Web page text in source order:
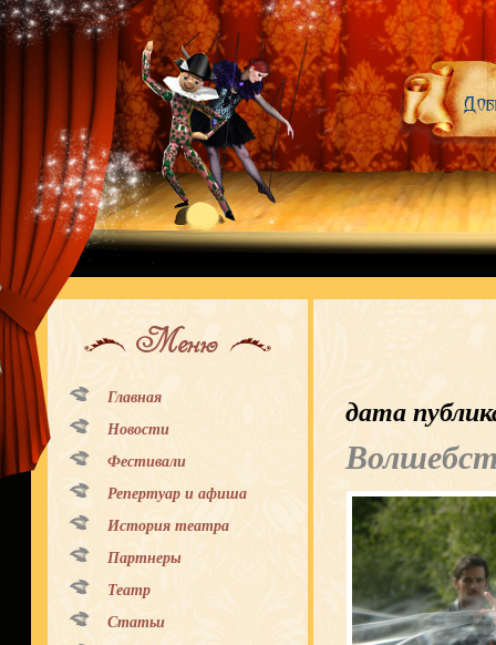
Меню
Главная
Новости
Фестивали
Репертуар и афиша
История театра
Партнеры
Театр
Статьи
дата